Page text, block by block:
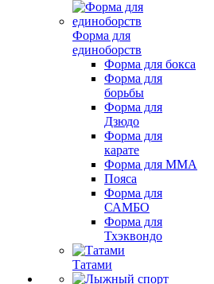
Форма для
единоборств
Форма для бокса
Форма для
борьбы
Форма для
Дзюдо
Форма для
карате
Форма для MMA
Пояса
Форма для
САМБО
Форма для
Тхэквондо
Татами